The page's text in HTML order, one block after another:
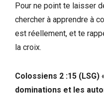
Pour ne point te laisser
chercher à apprendre à
est réellement, et te
la croix.
Colossiens 2 :15
dominations et les